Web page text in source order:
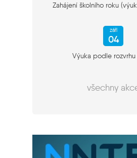
Zahájení školního roku
září
04
Výuka podle
všechny